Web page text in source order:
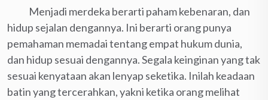
Menjadi merdeka berarti paham kebenaran, dan
hidup sejalan dengannya. Ini berarti orang punya
pemahaman memadai tentang empat hukum dunia,
dan hidup sesuai dengannya. Segala keinginan yang tak
sesuai kenyataan akan lenyap seketika. Inilah keadaan
batin yang tercerahkan, yakni ketika orang melihat